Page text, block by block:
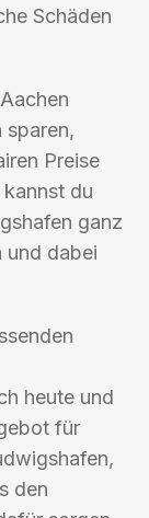
Schäden
sparen,
Preise
du
ganz
und dabei
heute und
für
den